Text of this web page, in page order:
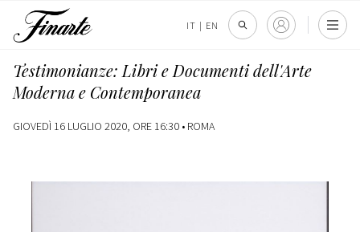
IT | EN
Testimonianze: Libri e Documenti dell'Arte
Moderna e Contemporanea
GIOVEDÌ 16 LUGLIO 2020, ORE 16:30 • ROMA